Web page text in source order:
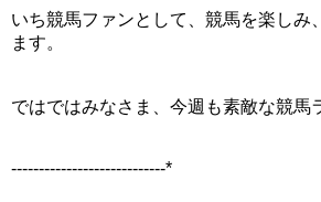
いち競馬ファンとして、競馬を楽しみ
ます。
ではではみなさま、今週も素敵な競馬
----------------------------*